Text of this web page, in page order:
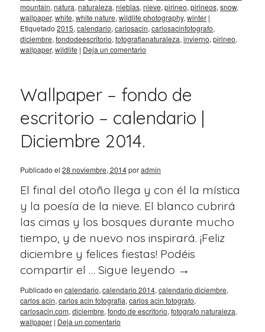
mountain, natura, naturaleza, nieblas, nieve, pirineo, pirineos, snow,
wallpaper, white, white nature, wildlife photography, winter |
Etiquetado 2015, calendario, carlosacin, carlosacinfotografo,
diciembre, fondodeescritorio, fotografianaturaleza, invierno, pirineo,
wallpaper, wildlife | Deja un comentario
Wallpaper – fondo de
escritorio – calendario |
Diciembre 2014.
Publicado el 28 noviembre, 2014poradmin
El final del otoño llega y con él la mística
y la poesía de la nieve. El blanco cubrirá
las cimas y los bosques durante mucho
tiempo, y de nuevo nos inspirará. ¡Feliz
diciembre y felices fiestas! Podéis
compartir el … Sigue leyendo →
Publicado en calendario, calendario 2014, calendario diciembre,
carlos acin, carlos acin fotografia, carlos acin fotografo,
carlosacin.com, diciembre, fondo de escritorio, fotografo naturaleza,
wallpaper | Deja un comentario